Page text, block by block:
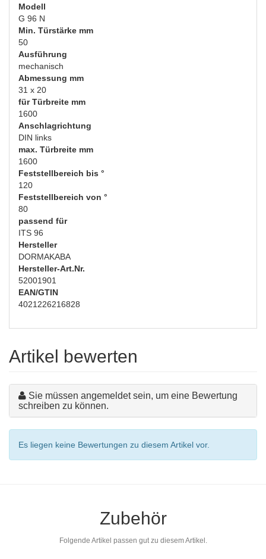
Modell
G 96 N
Min. Türstärke mm
50
Ausführung
mechanisch
Abmessung mm
31 x 20
für Türbreite mm
1600
Anschlagrichtung
DIN links
max. Türbreite mm
1600
Feststellbereich bis °
120
Feststellbereich von °
80
passend für
ITS 96
Hersteller
DORMAKABA
Hersteller-Art.Nr.
52001901
EAN/GTIN
4021226216828
Artikel bewerten
Sie müssen angemeldet sein, um eine Bewertung
schreiben zu können.
Es liegen keine Bewertungen zu diesem Artikel vor.
Zubehör
Folgende Artikel passen gut zu diesem Artikel.